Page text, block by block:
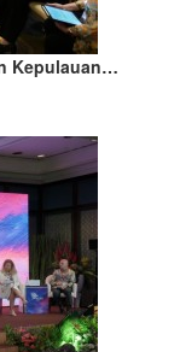
Kepulauan…